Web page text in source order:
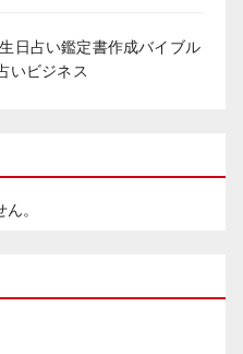
日占い鑑定書作成バイブル
いビジネス
。